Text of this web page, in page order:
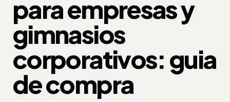
para empresas y
gimnasios
corporativos: guia
de compra